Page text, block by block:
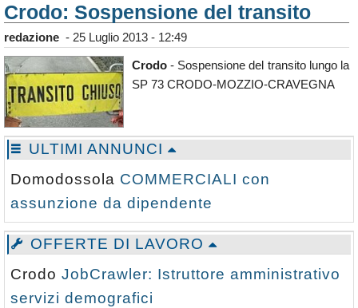
Crodo: Sospensione del transito
redazione - 25 Luglio 2013 - 12:49
Crodo - Sospensione del transito lungo la
SP 73 CRODO-MOZZIO-CRAVEGNA
ULTIMI ANNUNCI
Domodossola COMMERCIALI con
assunzione da dipendente
OFFERTE DI LAVORO
Crodo JobCrawler: Istruttore amministrativo
servizi demografici